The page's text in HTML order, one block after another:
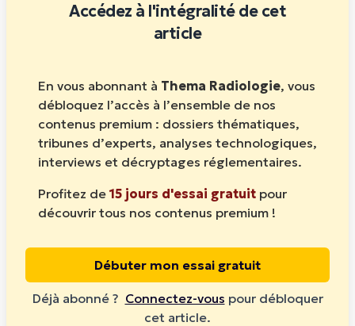
Accédez à l'intégralité de cet
article
En vous abonnant à Thema Radiologie, vous
débloquez l’accès à l’ensemble de nos
contenus premium : dossiers thématiques,
tribunes d’experts, analyses technologiques,
interviews et décryptages réglementaires.
Profitez de 15 jours d'essai gratuit pour
découvrir tous nos contenus premium !
Débuter mon essai gratuit
Déjà abonné ? Connectez-vous pour débloquer
cet article.